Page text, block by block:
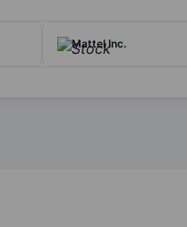
Mattel Inc.